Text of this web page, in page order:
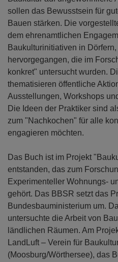
sollen das Bewusstsein für
Bauen stärken. Die
dem ehrenamtlichen
Baukulturinitiativen in
hervorgegangen, die im
konkret" untersucht wurden.
thematisieren öffentliche
Ausstellungen, Workshops
Die Ideen der Praktiker sind
zum "Nachkochen" für alle
engagieren möchten.
Das Buch ist im Projekt
entstanden, das zum
Experimenteller Wohnungs-
gehört. Das BBSR setzt das
Bundesbauministerium um.
untersuchte die Arbeit von
ländlichen Räumen. Am
LandLuft – Verein für
(Moosburg/Wörthersee), das